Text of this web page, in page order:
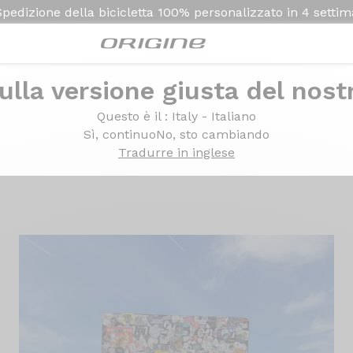
della bicicletta 100% personalizzato in 4
versione giusta del
Questo è il : Italy - Italiano
Sì, continuoNo, sto cambiando
Tradurre in inglese
Ace Di2 12v - Prymahl Orion C35Pro
Dura Ace Di2